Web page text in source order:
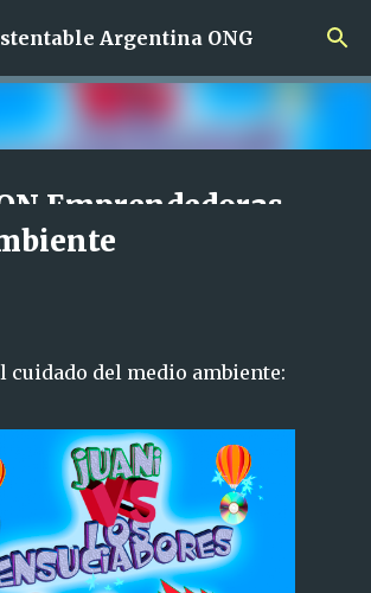
Ir al contenido principal
Argentina ONG
Emprendedoras
de edad !!!
cuidado del medio ambiente: